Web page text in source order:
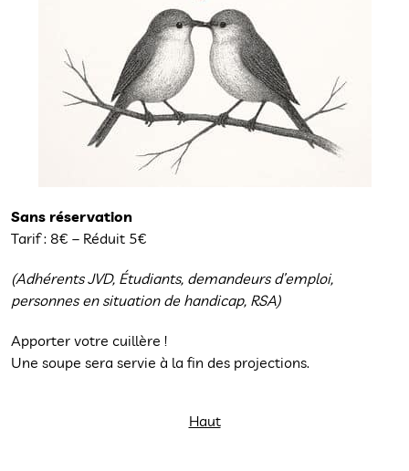
Sans réservation
Tarif : 8€ – Réduit 5€
(Adhérents JVD, Étudiants, demandeurs d’emploi,
personnes en situation de handicap, RSA)
Apporter votre cuillère !
Une soupe sera servie à la fin des projections.
Haut